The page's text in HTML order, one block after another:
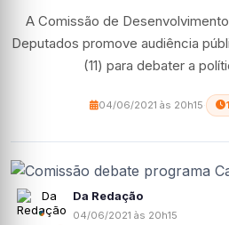
A Comissão de
Deputados promove audiência
(11) para debater a
04/06/2021 às 20h15
Da Redação
04/06/2021 às 20h15